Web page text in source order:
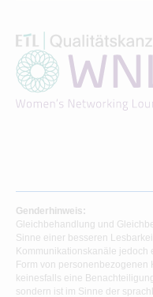
Genderhinweis:
Gleichbehandlung und
Sinne einer besseren
Kommunikationskanäle
Form von personenbezogenen
keinesfalls eine
sondern ist im Sinne der